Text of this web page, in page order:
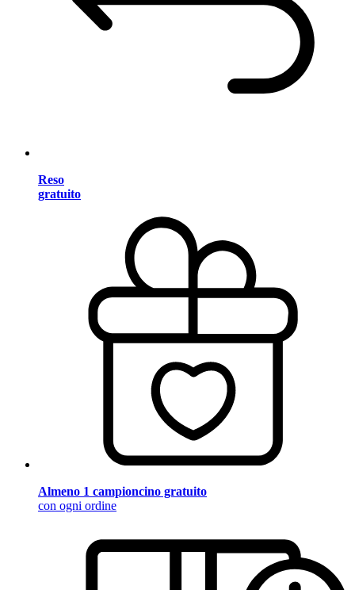
Reso
gratuito
Almeno 1 campioncino gratuito
con ogni ordine